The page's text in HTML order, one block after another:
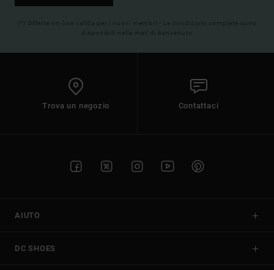
(*) Offerta on-line valida per i nuovi membri - Le condizioni complete sono
disponibili nella mail di benvenuto
Trova un negozio Contattaci
AIUTO
DC SHOES